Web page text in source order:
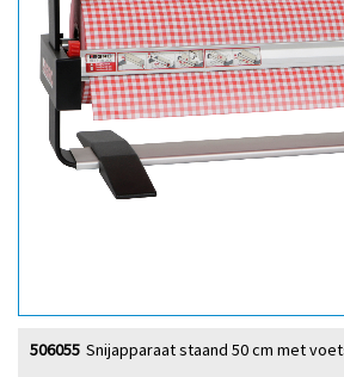
Snijapparaat staand 50 cm met
506055